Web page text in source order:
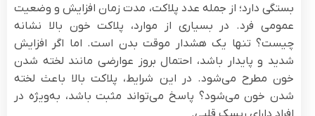
بستگی دارد؛ از جمله عدد پلاکت، مدت زمان افزایش و وضعیت
عمومی فرد. در بسیاری از موارد، پلاکت خون بالا نشانه
چیست؟ تنها یک هشدار موقت بدن است. اما اگر افزایش
شدید و پایدار باشد، احتمال بروز عوارضی مانند لخته شدن
خون مطرح می‌شود. در این شرایط، پلاکت بالا باعث لخته
شدن خون می‌شود؟ پاسخ می‌تواند مثبت باشد، به‌ویژه در